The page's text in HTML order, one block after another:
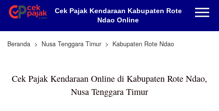
Cek Pajak Kendaraan Kabupaten Rote
Ndao Online
Beranda Nusa Tenggara Timur Kabupaten Rote Ndao
Cek Pajak Kendaraan Online di Kabupaten Rote Ndao,
Nusa Tenggara Timur